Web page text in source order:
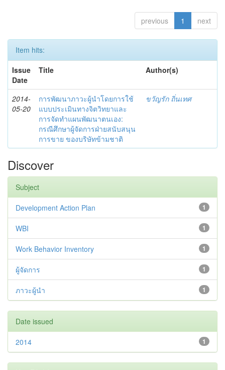
previous 1 next
Item hits:
Issue
Date
Title Author(s)
2014-
05-20
การพัฒนาภาวะผู้นำโดยการใช้
แบบประเมินทางจิตวิทยาและ
การจัดทำแผนพัฒนาตนเอง:
กรณีศึกษาผู้จัดการฝ่ายสนับสนุน
การขาย ของบริษัทข้ามชาติ
ขวัญรัก ถิ่นเทศ
Discover
Subject
1
Development Action Plan
1
WBI
1
Work Behavior Inventory
1
ผู้จัดการ
1
ภาวะผู้นำ
Date issued
1
2014